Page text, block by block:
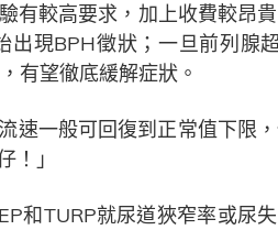
有較高要求，加上收費較昂
出現BPH徵狀；一旦前列腺
有望徹底緩解症狀。
速一般可回復到正常值下限
！」
和TURP就尿道狹窄率或尿